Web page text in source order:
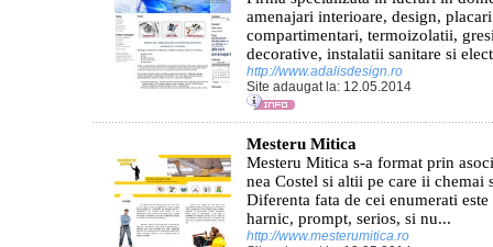
amenajari interioare, design,
compartimentari, termoizolatii,
decorative, instalatii sanitare si
http://www.adalisdesign.ro
Site adaugat la: 12.05.2014
Mesteru Mitica
Mesteru Mitica s-a format prin
nea Costel si altii pe care ii chemai
Diferenta fata de cei enumerati
harnic, prompt, serios, si nu...
http://www.mesterumitica.ro